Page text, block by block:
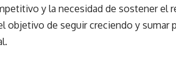
y la necesidad de sostener el
objetivo de seguir creciendo y sumar